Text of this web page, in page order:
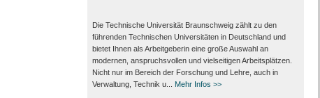
Die Technische Universität Braunschweig zählt zu den
führenden Technischen Universitäten in Deutschland und
bietet Ihnen als Arbeit­geberin eine große Auswahl an
modernen, anspruchsvollen und vielseitigen Arbeits­plätzen.
Nicht nur im Bereich der Forschung und Lehre, auch in
Verwaltung, Technik u...
Mehr Infos >>